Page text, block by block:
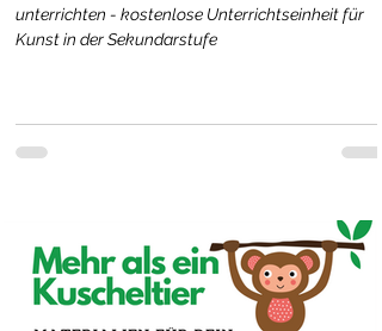
unterrichten - kostenlose Unterrichtseinheit für
Kunst in der Sekundarstufe